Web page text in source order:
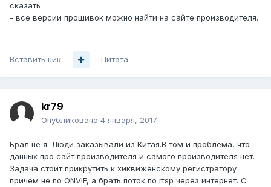
сказать
- все версии прошивок можно найти на сайте производителя.
Вставить ник Цитата
kr79
Опубликовано 4 января, 2017
Брал не я. Люди заказывали из Китая.В том и проблема, что
данных про сайт производителя и самого производителя нет.
Задача стоит прикрутить к хиквиженскому регистратору
причем не по ONVIF, а брать поток по rtsp через интернет. С